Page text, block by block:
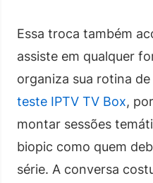
Essa troca também
assiste em qualquer
organiza sua rotina
teste IPTV TV Box,
montar sessões
biopic como quem
série. A conversa